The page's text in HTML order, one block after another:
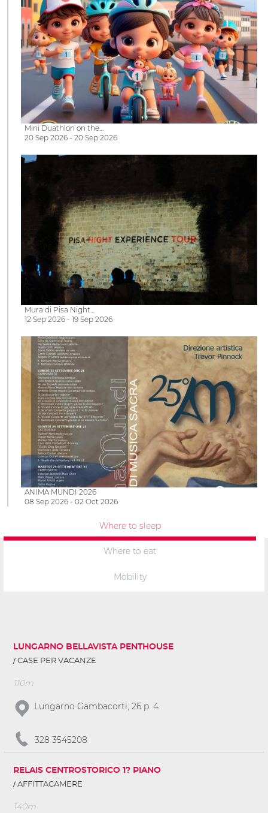
Mini Duathlon on the…
20 Sep 2026 - 20 Sep 2026
Mura di Pisa Night…
12 Sep 2026 - 19 Sep 2026
ANIMA MUNDI 2026
08 Sep 2026 - 02 Oct 2026
Where to sleep
Where to eat
Mobility
LUNGARNO BELLAVISTA PENTHOUSE
CASE PER VACANZE
110m
Lungarno Gambacorti, 26 p. 4
328 3545208
RELAIS CENTROSTORICO 1? PIANO
AFFITTACAMERE
140m